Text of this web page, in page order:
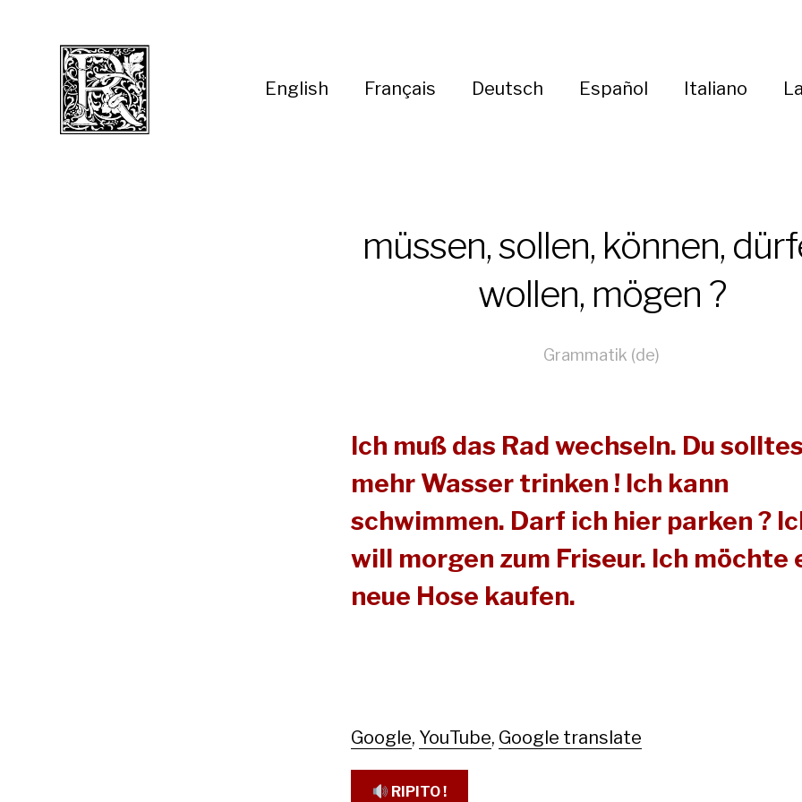
English Français Deutsch Español Italiano
müssen, sollen, können,
wollen, mögen ?
Grammatik (de)
Ich muß das Rad wechseln. Du
mehr Wasser trinken ! Ich kann
schwimmen. Darf ich hier parken ?
will morgen zum Friseur. Ich möchte
neue Hose kaufen.
Google, YouTube, Google translate
RIPITO !